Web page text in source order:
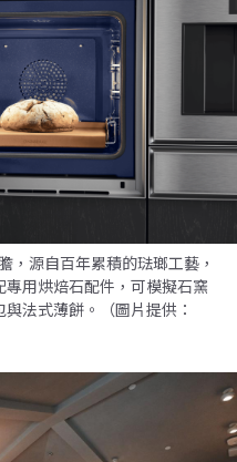
，源自百年累積的琺瑯工藝，
用烘焙石配件，可模擬石窯
法式薄餅。（圖片提供：